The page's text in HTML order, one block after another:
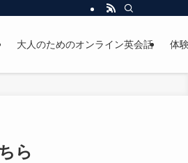
大人のためのオンライン英会話 体
ら